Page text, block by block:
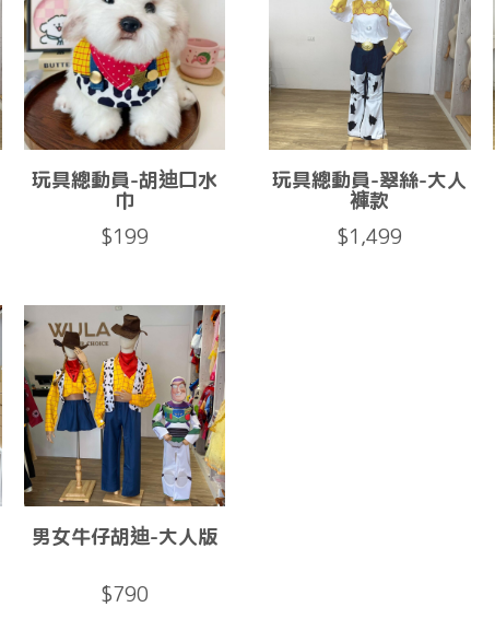
玩具總動員-胡迪口水
巾
$199
玩具總動員-翠絲-大人
褲款
$1,499
男女牛仔胡迪-大人版
$790